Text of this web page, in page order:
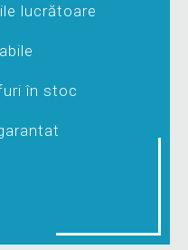
lucrătoare
în stoc